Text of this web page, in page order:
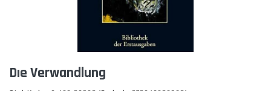
Dıe Verwandlung